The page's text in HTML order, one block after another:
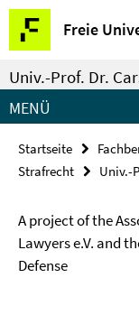
Springe
direkt
zu
Inhalt
Freie
Service-
Navigation
Univ.-Prof. Dr.
MENÜ
Startseite
Strafrecht
Univ.-
A project of the
Lawyers e.V. and
Defense